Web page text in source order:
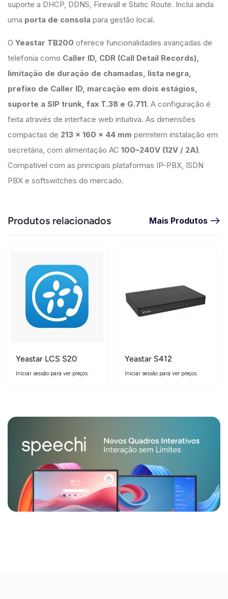
suporte a DHCP, DDNS, Firewall e Static Route. Inclui ainda
uma porta de consola para gestão local.
O Yeastar TB200 oferece funcionalidades avançadas de
telefonia como Caller ID, CDR (Call Detail Records),
limitação de duração de chamadas, lista negra,
prefixo de Caller ID, marcação em dois estágios,
suporte a SIP trunk, fax T.38 e G.711. A configuração é
feita através de interface web intuitiva. As dimensões
compactas de 213 × 160 × 44 mm permitem instalação em
secretária, com alimentação AC 100–240V (12V / 2A).
Compatível com as principais plataformas IP-PBX, ISDN
PBX e softswitches do mercado.
Produtos relacionados Mais Produtos
Yeastar LCS S20
Iniciar sessão para ver preços.
Yeastar S412
Iniciar sessão para ver preços.